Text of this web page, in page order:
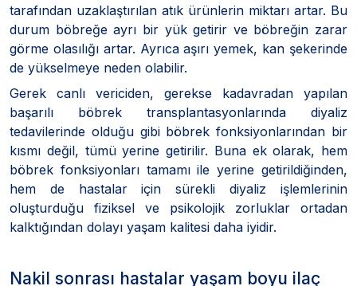
tarafından uzaklaştırılan atık ürünlerin miktarı artar. Bu
durum böbreğe ayrı bir yük getirir ve böbreğin zarar
görme olasılığı artar. Ayrıca aşırı yemek, kan şekerinde
de yükselmeye neden olabilir.
Gerek canlı vericiden, gerekse kadavradan yapılan
başarılı böbrek transplantasyonlarında diyaliz
tedavilerinde olduğu gibi böbrek fonksiyonlarından bir
kısmı değil, tümü yerine getirilir. Buna ek olarak, hem
böbrek fonksiyonları tamamı ile yerine getirildiğinden,
hem de hastalar için sürekli diyaliz işlemlerinin
oluşturduğu fiziksel ve psikolojik zorluklar ortadan
kalktığından dolayı yaşam kalitesi daha iyidir.
Nakil sonrası hastalar yaşam boyu ilaç